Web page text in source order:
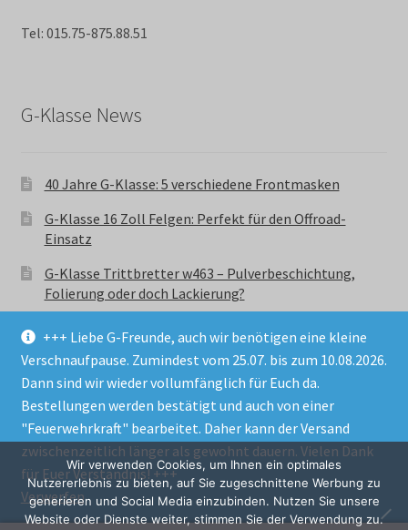
+++ Liebe G-Freunde, auch wir benötigen eine kleine
Verschnaufpause. Zumindest vom 25.07. bis zum 10.08.2026.
Dann sind wir wieder vollumfänglich für Euch da.
Bestellungen werden bestätigt und auch von einer
"Feuerwehrkraft" bearbeitet. Daher kann der Versand
zwischenzeitlich länger als gewohnt dauern. Vielen Dank
für Euer Verständnis! +++
Verwerfen
Tel: 015.75-875.88.51
G-Klasse News
40 Jahre G-Klasse: 5 verschiedene Frontmasken
G-Klasse 16 Zoll Felgen: Perfekt für den Offroad-
Einsatz
G-Klasse Trittbretter w463 – Pulverbeschichtung,
Folierung oder doch Lackierung?
© GParts24 - G-Klasse w463 Trittbretter, Felgen,
Ersatzteile & Zubebehör.
Datenschutzerklärung
Alle Preise inkl. der gesetzlichen MwSt.
Wir verwenden Cookies, um Ihnen ein optimales
Nutzererlebnis zu bieten, auf Sie zugeschnittene Werbung zu
generieren und Social Media einzubinden. Nutzen Sie unsere
Website oder Dienste weiter, stimmen Sie der Verwendung zu.